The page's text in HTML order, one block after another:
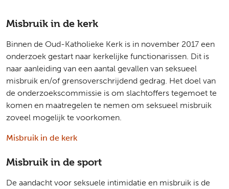
Misbruik in de kerk
Binnen de Oud-Katholieke Kerk is in november 2017 een
onderzoek gestart naar kerkelijke functionarissen. Dit is
naar aanleiding van een aantal gevallen van seksueel
misbruik en/of grensoverschrijdend gedrag. Het doel van
de onderzoekscommissie is om slachtoffers tegemoet te
komen en maatregelen te nemen om seksueel misbruik
zoveel mogelijk te voorkomen.
Misbruik in de kerk
Misbruik in de sport
De aandacht voor seksuele intimidatie en misbruik is de